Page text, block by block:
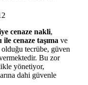
cenaze nakli,
cenaze taşıma ve
olduğu tecrübe, güven
Bu zor
yönetiyor,
dahi güvenle